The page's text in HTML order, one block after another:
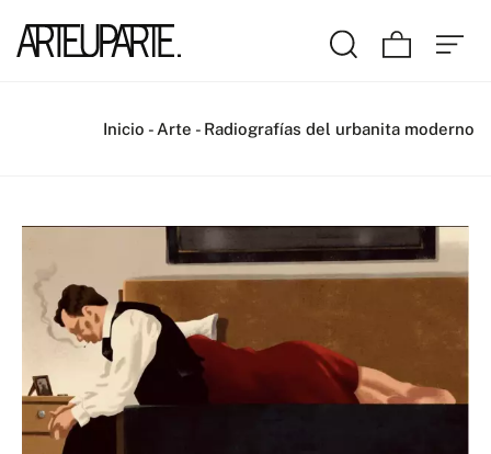
Inicio - Arte - Radiografías del urbanita moderno